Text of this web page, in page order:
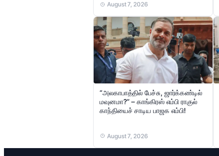
August 7, 2026
“அலகாபாத்தில் பேச்சு, ஜார்க்கண்டில்
மவுனமா?” – காங்கிரஸ் எம்பி ராகுல்
காந்தியைச் சாடிய பாஜக எம்பி!
August 7, 2026